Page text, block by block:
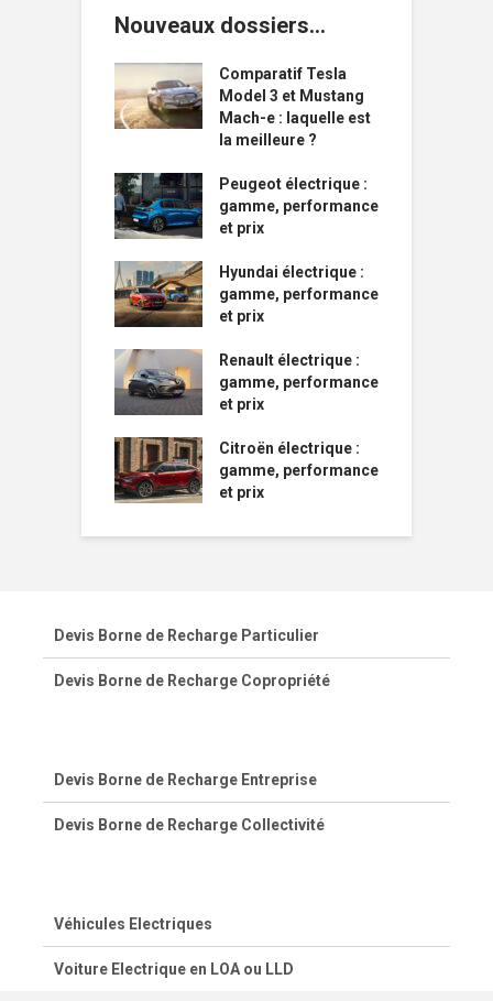
Nouveaux dossiers…
Comparatif Tesla
Model 3 et Mustang
Mach-e : laquelle est
la meilleure ?
Peugeot électrique :
gamme, performance
et prix
Hyundai électrique :
gamme, performance
et prix
Renault électrique :
gamme, performance
et prix
Citroën électrique :
gamme, performance
et prix
Devis Borne de Recharge Particulier
Devis Borne de Recharge Copropriété
Devis Borne de Recharge Entreprise
Devis Borne de Recharge Collectivité
Véhicules Electriques
Voiture Electrique en LOA ou LLD